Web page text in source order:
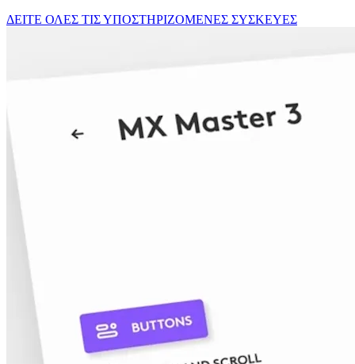
ΔΕΙΤΕ ΟΛΕΣ ΤΙΣ ΥΠΟΣΤΗΡΙΖΟΜΕΝΕΣ ΣΥΣΚΕΥΕΣ